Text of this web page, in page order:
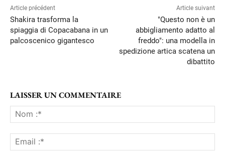
Article précédent
Shakira trasforma la
spiaggia di Copacabana in un
palcoscenico gigantesco
Article suivant
"Questo non è un
abbigliamento adatto al
freddo": una modella in
spedizione artica scatena un
dibattito
LAISSER UN COMMENTAIRE
:*
:*